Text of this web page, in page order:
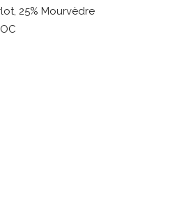
25% Mourvèdre